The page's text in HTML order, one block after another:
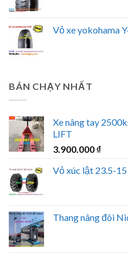
Vỏ xe yokohama
BÁN CHẠY NHẤT
Xe nâng tay
LIFT
3.900.000 ₫
Vỏ xúc lật 23.5-
Thang nâng đôi